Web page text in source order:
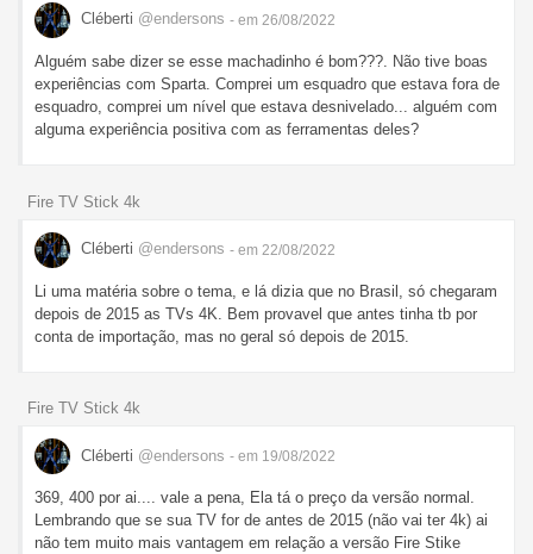
Cléberti @endersons - em 26/08/2022
Alguém sabe dizer se esse machadinho é bom???. Não tive boas
experiências com Sparta. Comprei um esquadro que estava fora de
esquadro, comprei um nível que estava desnivelado... alguém com
alguma experiência positiva com as ferramentas deles?
Fire TV Stick 4k
Cléberti @endersons - em 22/08/2022
Li uma matéria sobre o tema, e lá dizia que no Brasil, só chegaram
depois de 2015 as TVs 4K. Bem provavel que antes tinha tb por
conta de importação, mas no geral só depois de 2015.
Fire TV Stick 4k
Cléberti @endersons - em 19/08/2022
369, 400 por ai.... vale a pena, Ela tá o preço da versão normal.
Lembrando que se sua TV for de antes de 2015 (não vai ter 4k) ai
não tem muito mais vantagem em relação a versão Fire Stike